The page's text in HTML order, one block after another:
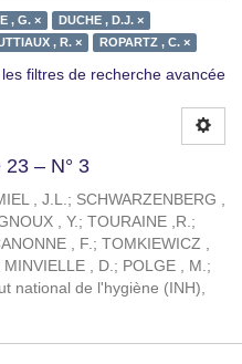
, G. ×
DUCHE , D.J. ×
, R. × ROPARTZ , C. ×
filtres de recherche avancée
– N° 3
, J.L.; SCHWARZENBERG ,
, Y.; TOURAINE ,R.;
, F.; TOMKIEWICZ ,
MINVIELLE , D.; POLGE , M.;
national de l'hygiène (INH),